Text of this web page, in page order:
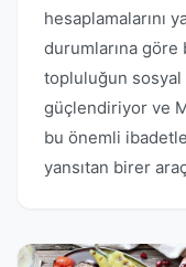
hesaplamalarını
durumlarına
topluluğun sosyal
güçlendiriyor ve
bu önemli
yansıtan birer